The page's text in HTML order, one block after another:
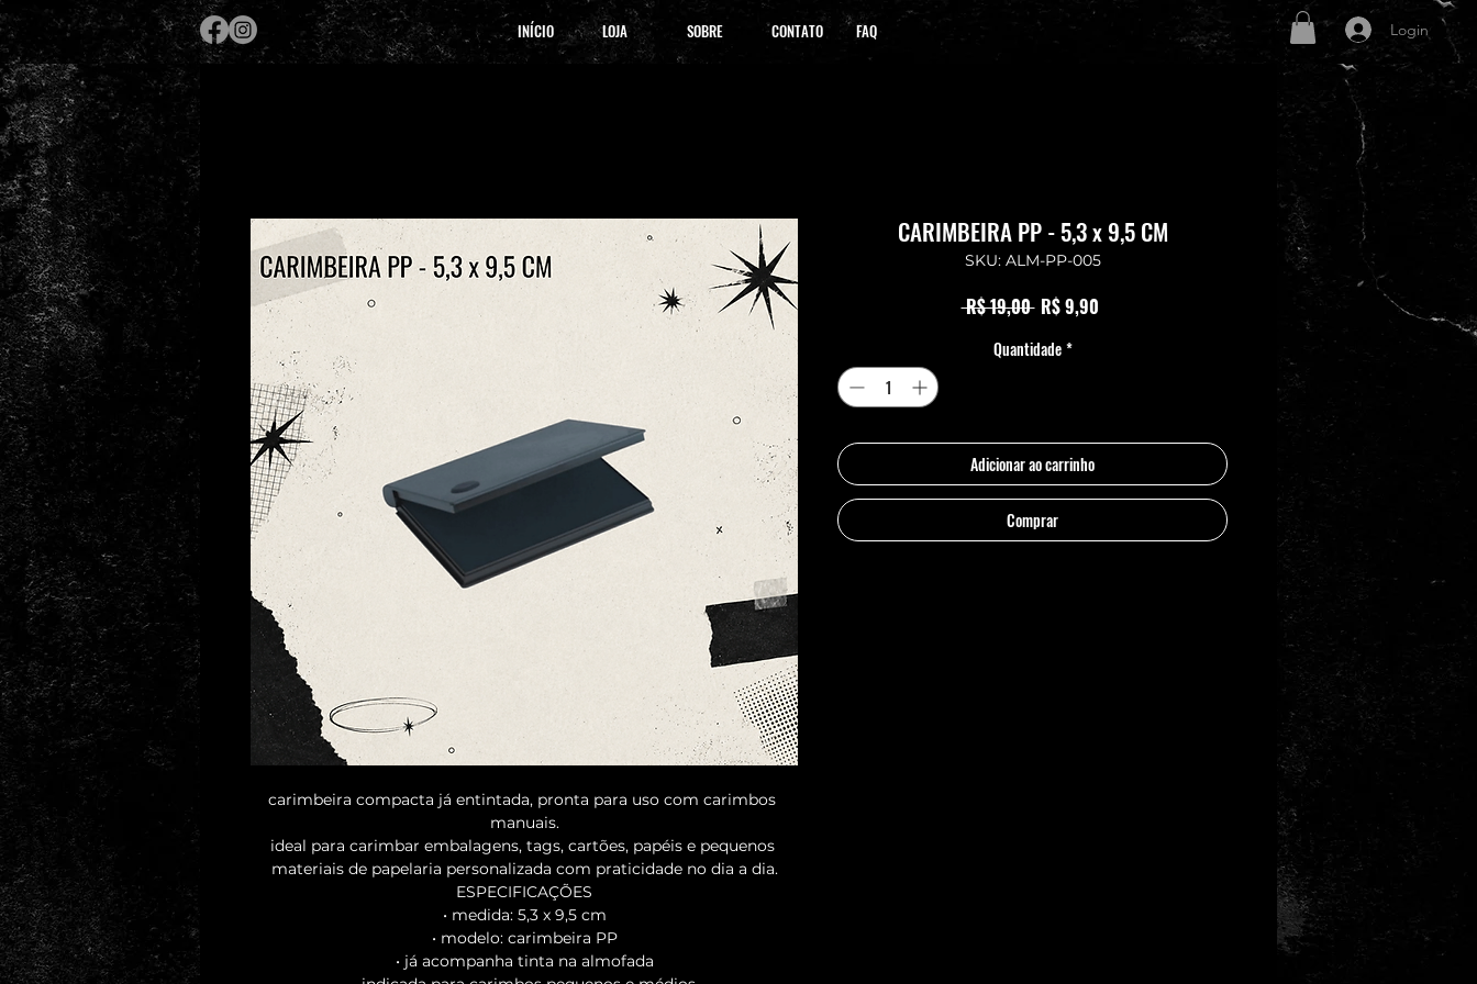
INÍCIO LOJA SOBRE CONTATO FAQ Login
carimbeira compacta já entintada, pronta para uso com carimbos
manuais.
ideal para carimbar embalagens, tags, cartões, papéis e pequenos
materiais de papelaria personalizada com praticidade no dia a dia.
ESPECIFICAÇÕES
• medida: 5,3 x 9,5 cm
• modelo: carimbeira PP
• já acompanha tinta na almofada
CARIMBEIRA PP - 5,3 x 9,5 CM
SKU: ALM-PP-005
R$ 19,00 Preço normal
R$ 9,90Preço promocional
Quantidade *
Adicionar ao carrinho
Comprar